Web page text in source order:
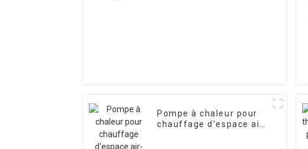
Pompe à chaleur pour
chauffage d'espace air-